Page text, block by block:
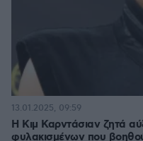
Η Κιμ Καρντάσιαν ζητά
φυλακισμένων που
13.01.2025, 09:59